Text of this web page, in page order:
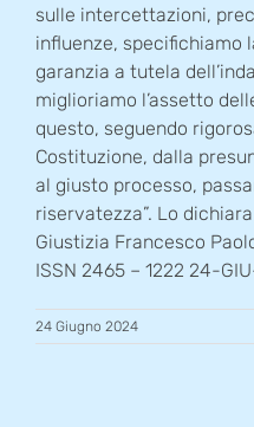
sulle intercettazioni,
influenze, specifichiamo
garanzia a tutela
miglioriamo l’assetto
questo, seguendo
Costituzione, dalla
al giusto processo,
riservatezza”. Lo
Giustizia Francesco
ISSN 2465 – 1222 24-
24 Giugno 2024